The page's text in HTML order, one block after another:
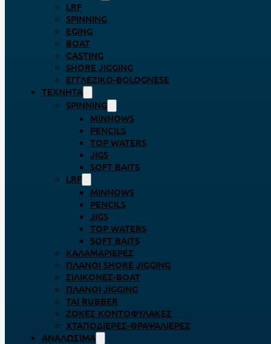
LRF
SPINNING
EGING
BOAT
CASTING
SHORE JIGGING
ΕΓΓΛΈΖΙΚΟ-BOLOGNESE
ΤΕΧΝΗΤΆ
SPINNING
MINNOWS
PENCILS
TOP WATERS
JIGS
SOFT BAITS
LRF
MINNOWS
PENCILS
JIGS
TOP WATERS
SOFT BAITS
ΚΑΛΑΜΑΡΙΈΡΕΣ
ΠΛΆΝΟΙ SHORE JIGGING
ΣΙΛΙΚΌΝΕΣ-BOAT
ΠΛΆΝΟΙ JIGGING
TAI RUBBER
ΖΌΚΕΣ ΚΟΝΤΟΦΎΛΑΚΕΣ
ΧΤΑΠΟΔΙΈΡΕΣ-ΘΡΑΨΑΛΙΈΡΕΣ
ΑΝΑΛΏΣΙΜΑ